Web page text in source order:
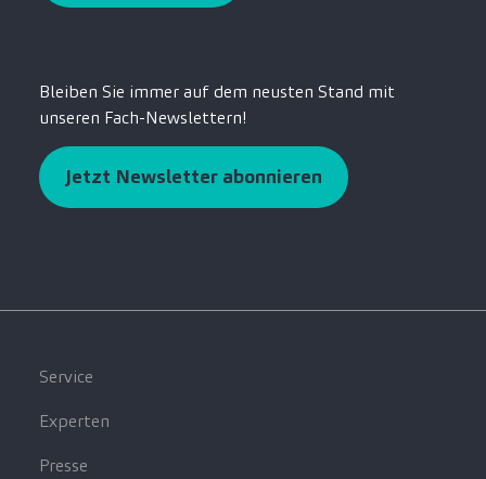
Bleiben Sie immer auf dem neusten Stand mit
unseren Fach-Newslettern!
Jetzt Newsletter abonnieren
Service
Experten
Presse